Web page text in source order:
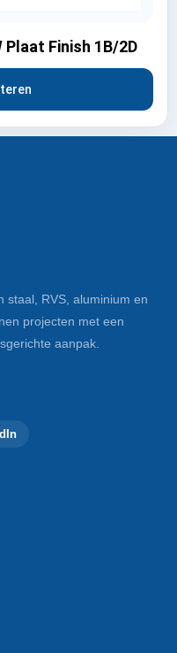
Plaat Finish 1B/2D
staal, RVS, aluminium en
projecten met een
aanpak.